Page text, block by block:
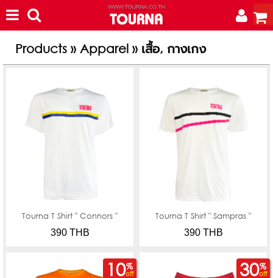
Products » Apparel » เสื้อ, กางเกง
Tourna T Shirt " Connors "
390 THB
Tourna T Shirt " Sampras "
390 THB
10%
off 30%
off